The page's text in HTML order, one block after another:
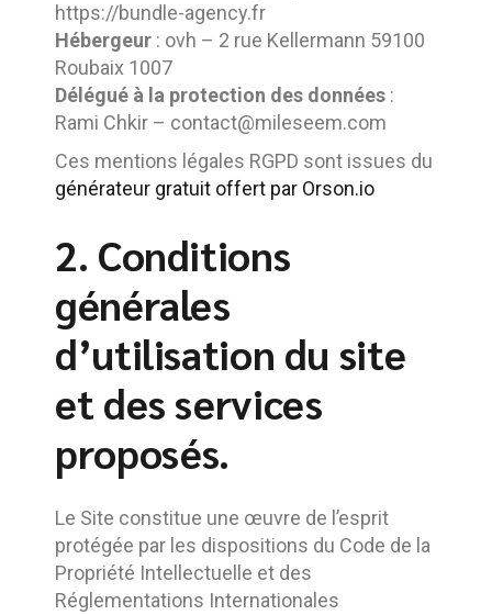
https://bundle-agency.fr
Hébergeur : ovh – 2 rue Kellermann 59100
Roubaix 1007
Délégué à la protection des données :
Rami Chkir – contact@mileseem.com
Ces mentions légales RGPD sont issues du
générateur gratuit offert par Orson.io
2. Conditions
générales
d’utilisation du site
et des services
proposés.
Le Site constitue une œuvre de l’esprit
protégée par les dispositions du Code de la
Propriété Intellectuelle et des
Réglementations Internationales